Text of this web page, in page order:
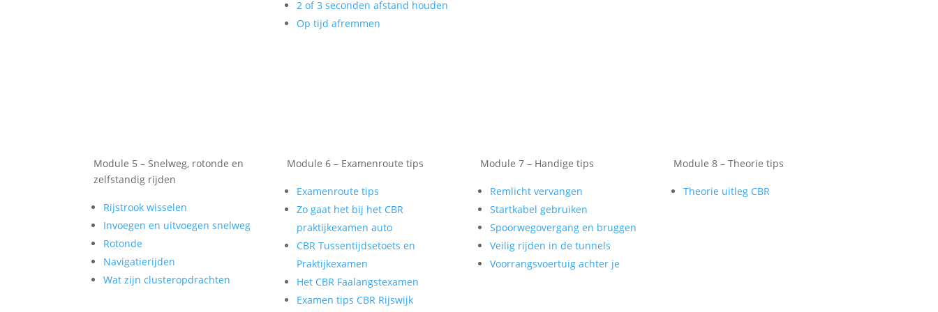
2 of 3 seconden afstand houden
Op tijd afremmen
Module 5 – Snelweg, rotonde en
zelfstandig rijden
Rijstrook wisselen
Invoegen en uitvoegen snelweg
Rotonde
Navigatierijden
Wat zijn clusteropdrachten
Module 6 – Examenroute tips
Examenroute tips
Zo gaat het bij het CBR
praktijkexamen auto
CBR Tussentijdsetoets en
Praktijkexamen
Het CBR Faalangstexamen
Examen tips CBR Rijswijk
Module 7 – Handige tips
Remlicht vervangen
Startkabel gebruiken
Spoorwegovergang en bruggen
Veilig rijden in de tunnels
Voorrangsvoertuig achter je
Module 8 – Theorie tips
Theorie uitleg CBR